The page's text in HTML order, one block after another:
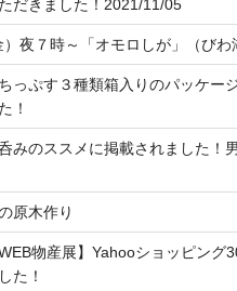
だきました！2021/11/05
）夜７時～「オモロしが」（びわ
っぷす３種類箱入りのパッケー
！
みのススメに掲載されました！
原木作り
WEB物産展】Yahooショッピング
た！